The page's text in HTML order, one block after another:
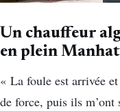
Un chauffeur
en plein
« La foule est arrivée
de force, puis ils m’ont